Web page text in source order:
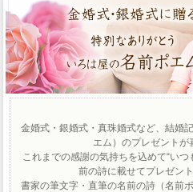
金婚式・銀婚式・真珠婚式など、結婚
エム）のプレゼントが
これまでの感謝の気持ちを込めて“い
前の詩に載せてプレゼン
書家の筆文字・直筆の名前の詩（名前